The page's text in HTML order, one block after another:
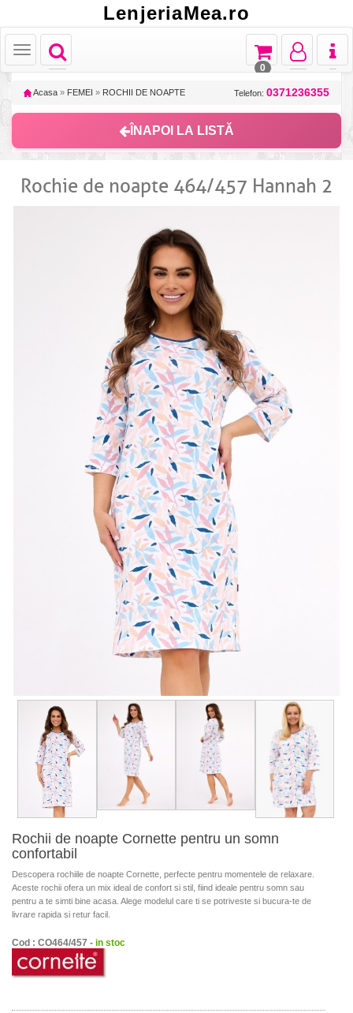
LenjeriaMea.ro
Toggle
navigation
Toggle
Toggle
navigation
Toggle
navigation
Toggle
navigation
0
Acasa » FEMEI » ROCHII DE NOAPTE Telefon: 0371236355
ÎNAPOI LA LISTĂ
Rochie de noapte 464/457 Hannah 2
Rochii de noapte Cornette pentru un somn
confortabil
Descopera rochiile de noapte Cornette, perfecte pentru momentele de relaxare.
Aceste rochii ofera un mix ideal de confort si stil, fiind ideale pentru somn sau
pentru a te simti bine acasa. Alege modelul care ti se potriveste si bucura-te de
livrare rapida si retur facil.
Cod : CO464/457 - in stoc